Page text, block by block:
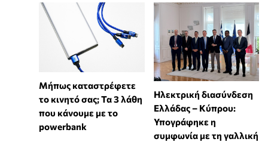
Μήπως καταστρέφετε
το κινητό σας; Τα 3 λάθη
που κάνουμε με το
powerbank
Ηλεκτρική διασύνδεση
Ελλάδας – Κύπρου:
Υπογράφηκε η
συμφωνία με τη γαλλική